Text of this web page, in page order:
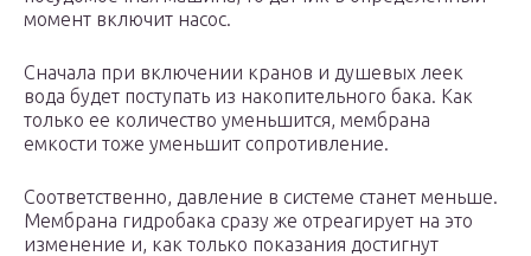
момент включит насос.
Сначала при включении кранов и душевых леек
вода будет поступать из накопительного бака. Как
только ее количество уменьшится, мембрана
емкости тоже уменьшит сопротивление.
Соответственно, давление в системе станет меньше.
Мембрана гидробака сразу же отреагирует на это
изменение и, как только показания достигнут